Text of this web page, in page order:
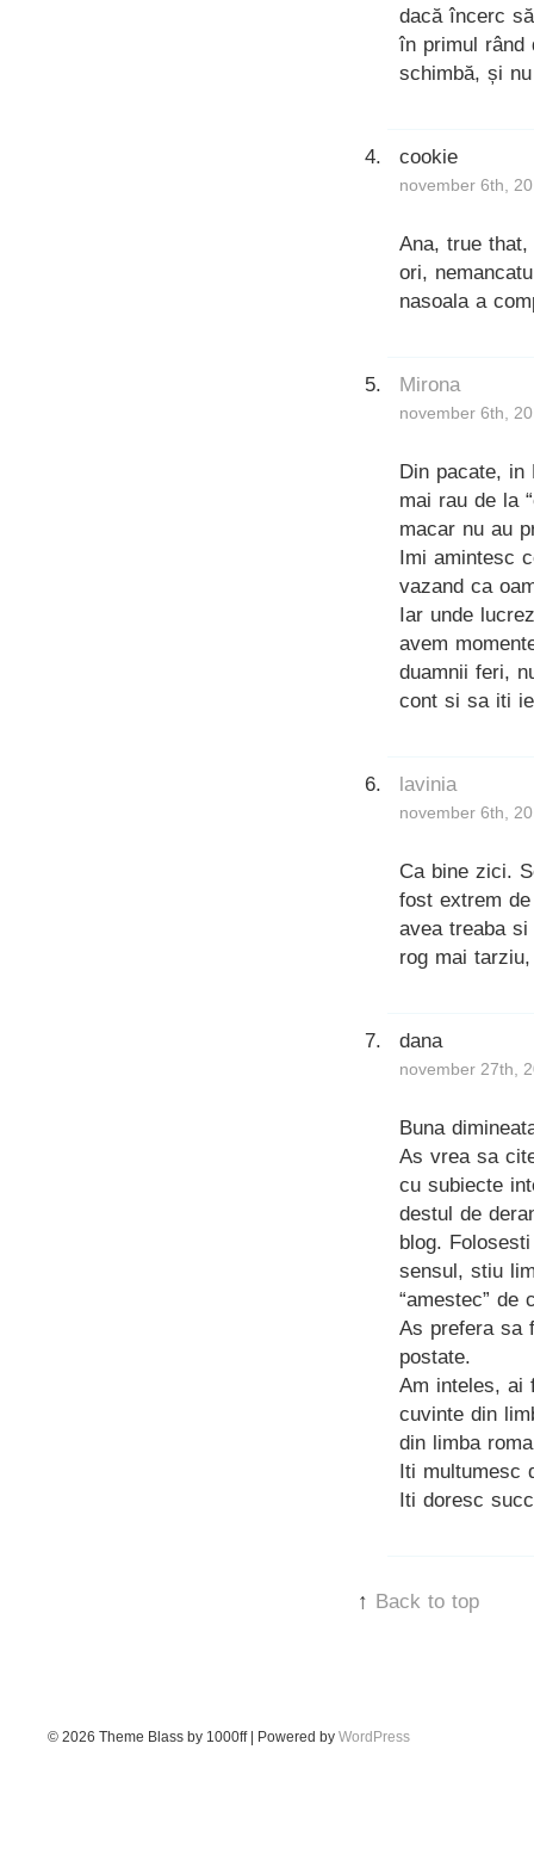
dacă încerc
în primul rând
schimbă, și
cookie
november 6th,
Ana, true
ori,
nasoala a
Mirona
november 6th,
Din pacate, in
mai rau de la
macar nu au
Imi amintesc
vazand ca
Iar unde
avem
duamnii feri,
cont si sa iti
lavinia
november 6th,
Ca bine zici.
fost extrem
avea treaba si
rog mai
dana
november 27th,
Buna
As vrea sa
cu subiecte
destul de
blog.
sensul, stiu
“amestec” de
As prefera sa
postate.
Am inteles, ai
cuvinte din
din limba
Iti multumesc
Iti doresc
↑ Back to top
© 2026 Theme Blass by 1000ff | Powered by WordPress